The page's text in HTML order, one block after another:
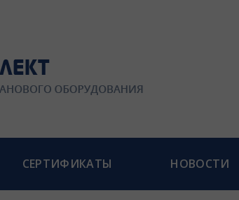
СЕРТИФИКАТЫ НОВОСТИ